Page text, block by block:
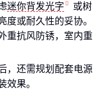
迷你背发光字
或树
度或耐久性的妥协。
重抗风防锈，室内重
，还需规划配套电源
效果。